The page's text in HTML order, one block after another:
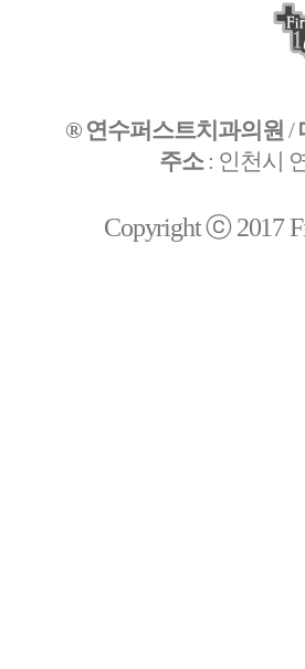
® 연수퍼스트치과의원 /
주소: 인천시
Copyright ⓒ 2017